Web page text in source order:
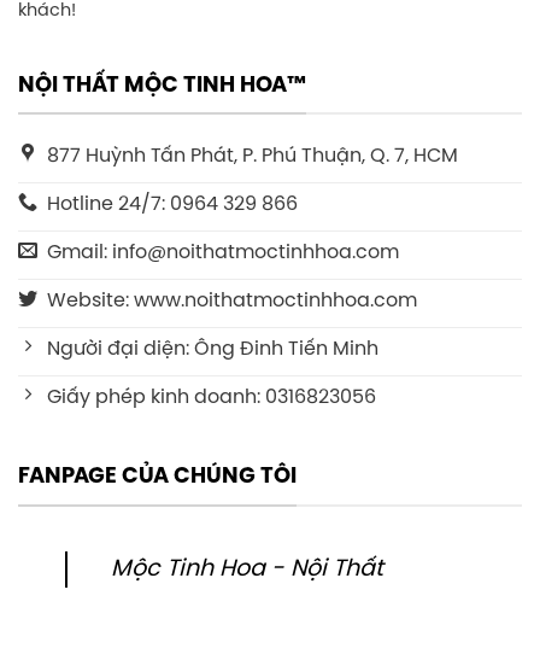
khách!
NỘI THẤT MỘC TINH HOA™
877 Huỳnh Tấn Phát, P. Phú Thuận, Q. 7, HCM
Hotline 24/7: 0964 329 866
Gmail: info@noithatmoctinhhoa.com
Website: www.noithatmoctinhhoa.com
Người đại diện: Ông Đinh Tiến Minh
Giấy phép kinh doanh: 0316823056
FANPAGE CỦA CHÚNG TÔI
Mộc Tinh Hoa - Nội Thất